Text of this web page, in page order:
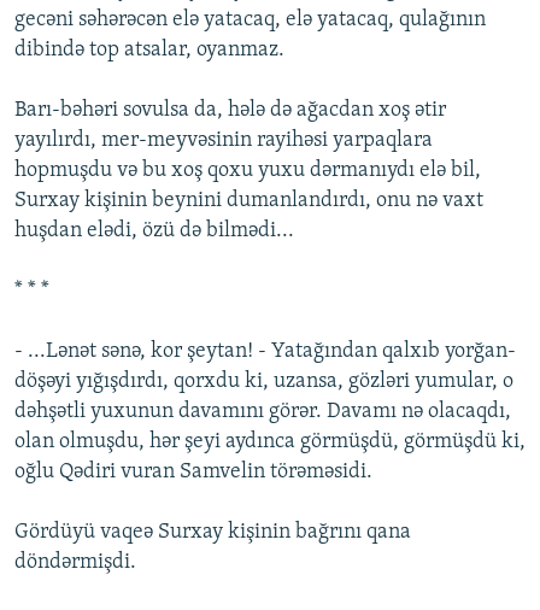
gecəni səhərəcən elə yatacaq, elə yatacaq, qulağının
dibində top atsalar, oyanmaz.
Barı-bəhəri sovulsa da, hələ də ağacdan xoş ətir
yayılırdı, mer-meyvəsinin rayihəsi yarpaqlara
hopmuşdu və bu xoş qoxu yuxu dərmanıydı elə bil,
Surxay kişinin beynini dumanlandırdı, onu nə vaxt
huşdan elədi, özü də bilmədi...
* * *
- ...Lənət sənə, kor şeytan! - Yatağından qalxıb yorğan-
döşəyi yığışdırdı, qorxdu ki, uzansa, gözləri yumular, o
dəhşətli yuxunun davamını görər. Davamı nə olacaqdı,
olan olmuşdu, hər şeyi aydınca görmüşdü, görmüşdü ki,
oğlu Qədiri vuran Samvelin törəməsidi.
Gördüyü vaqeə Surxay kişinin bağrını qana
döndərmişdi.